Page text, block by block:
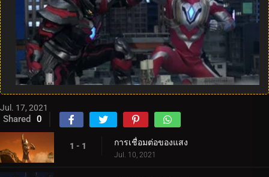
Jul. 17, 2021
Shared 0
1 - 1 การเชื่อมต่อของแสง
Jul. 10, 2021